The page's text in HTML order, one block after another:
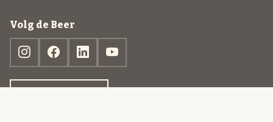
Volg de Beer